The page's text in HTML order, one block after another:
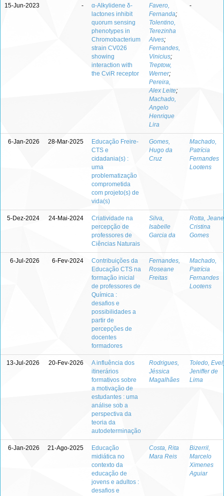
15-Jun-2023 -
α-Alkylidene δ-
lactones inhibit
quorum sensing
phenotypes in
Chromobacterium
strain CV026
showing
interaction with
the CviR receptor
Favero,
Fernanda;
Tolentino,
Terezinha
Alves;
Fernandes,
Vinicius;
Treptow,
Werner;
Pereira,
Alex Leite;
Machado,
Angelo
Henrique
Lira
-
6-Jan-2026 28-Mar-2025
Educação Freire-
CTS e
cidadania(s) :
uma
problematização
comprometida
com projeto(s) de
vida(s)
Gomes,
Hugo da
Cruz
Machado,
Patrícia
Fernandes
Lootens
5-Dez-2024 24-Mai-2024
Criatividade na
percepção de
professores de
Ciências Naturais
Silva,
Isabelle
Garcia da
Rotta, Jeane
Cristina
Gomes
6-Jul-2026 6-Fev-2024
Contribuições da
Educação CTS na
formação inicial
de professores de
Química :
desafios e
possibilidades a
partir de
percepções de
docentes
formadores
Fernandes,
Roseane
Freitas
Machado,
Patrícia
Fernandes
Lootens
13-Jul-2026 20-Fev-2026
A influência dos
itinerários
formativos sobre
a motivação de
estudantes : uma
análise sob a
perspectiva da
teoria da
autodeterminação
Rodrigues,
Jéssica
Magalhães
Toledo,
Jeniffer de
Lima
6-Jan-2026 21-Ago-2025
Educação
midiática no
contexto da
educação de
jovens e adultos :
desafios e
Costa, Rita
Mara Reis
Bizerril,
Marcelo
Ximenes
Aguiar